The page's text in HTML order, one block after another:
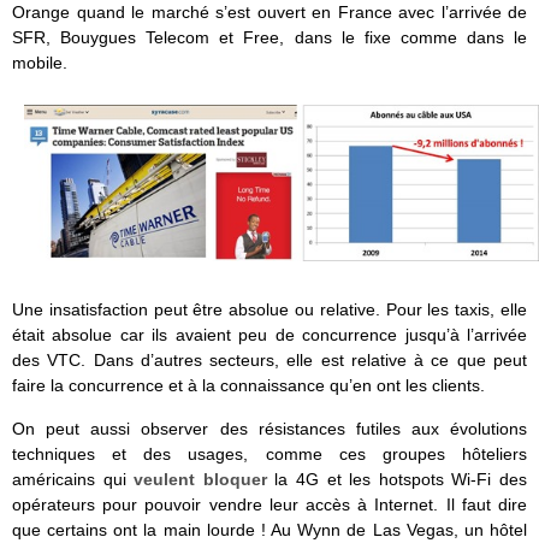
Orange quand le marché s’est ouvert en France avec l’arrivée de
SFR, Bouygues Telecom et Free, dans le fixe comme dans le
mobile.
Une insatisfaction peut être absolue ou relative. Pour les taxis, elle
était absolue car ils avaient peu de concurrence jusqu’à l’arrivée
des VTC. Dans d’autres secteurs, elle est relative à ce que peut
faire la concurrence et à la connaissance qu’en ont les clients.
On peut aussi observer des résistances futiles aux évolutions
techniques et des usages, comme ces groupes hôteliers
américains quiveulent bloquerla 4G et les hotspots Wi-Fi des
opérateurs pour pouvoir vendre leur accès à Internet. Il faut dire
que certains ont la main lourde ! Au Wynn de Las Vegas, un hôtel